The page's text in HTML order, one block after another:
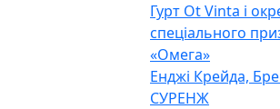
Гурт Ot Vinta і
спеціального
«Омега»
Енджі Крейда,
СУРЕНЖ